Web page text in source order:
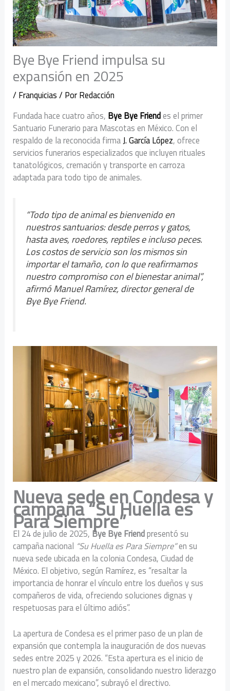
Bye Bye Friend impulsa su
expansión en 2025
/Franquicias/ PorRedacción
Fundada hace cuatro años, Bye Bye Friendes el primer
Santuario Funerario para Mascotas en México. Con el
respaldo de la reconocida firmaJ. García López, ofrece
servicios funerarios especializados que incluyen rituales
tanatológicos, cremación y transporte en carroza
adaptada para todo tipo de animales.
“Todo tipo de animal es bienvenido en
nuestros santuarios: desde perros y gatos,
hasta aves, roedores, reptiles e incluso peces.
Los costos de servicio son los mismos sin
importar el tamaño, con lo que reafirmamos
nuestro compromiso con el bienestar animal”,
afirmó Manuel Ramírez, director general de
Bye Bye Friend.
Nueva sede en Condesa y
campaña “Su Huella es
Para Siempre”
El 24 de julio de 2025, Bye Bye Friendpresentó su
campaña nacional “Su Huella es Para Siempre”en su
nueva sede ubicada en la colonia Condesa, Ciudad de
México. El objetivo, según Ramírez, es “resaltar la
importancia de honrar el vínculo entre los dueños y sus
compañeros de vida, ofreciendo soluciones dignas y
respetuosas para el último adiós”.
La apertura de Condesa es el primer paso de un plan de
expansión que contempla la inauguración de dos nuevas
sedes entre 2025 y 2026. “Esta apertura es el inicio de
nuestro plan de expansión, consolidando nuestro liderazgo
en el mercado mexicano”, subrayó el directivo.